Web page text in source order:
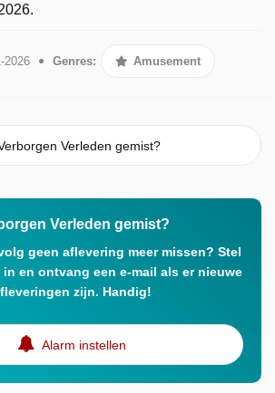
2026 Genres: Amusement
Verleden gemist?
Verleden gemist?
geen aflevering meer missen? Stel
en ontvang een e-mail als er nieuwe
zijn. Handig!
Alarm instellen